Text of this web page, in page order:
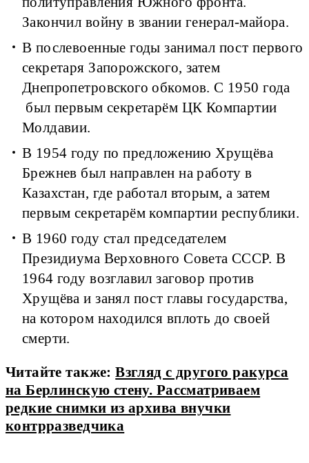
Закончил войну в звании генерал-майора.
В послевоенные годы занимал пост первого
секретаря Запорожского, затем
Днепропетровского обкомов. С 1950 года
был первым секретарём ЦК Компартии
Молдавии.
В 1954 году по предложению Хрущёва
Брежнев был направлен на работу в
Казахстан, где работал вторым, а затем
первым секретарём компартии республики.
В 1960 году стал председателем
Президиума Верховного Совета СССР. В
1964 году возглавил заговор против
Хрущёва и занял пост главы государства,
на котором находился вплоть до своей
смерти.
Читайте также:Взгляд с другого ракурса
на Берлинскую стену. Рассматриваем
редкие снимки из архива внучки
контрразведчика